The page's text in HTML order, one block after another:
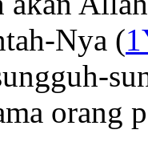
Nya (
orang